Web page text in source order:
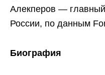
Алекперов —
России, по данным
Биография